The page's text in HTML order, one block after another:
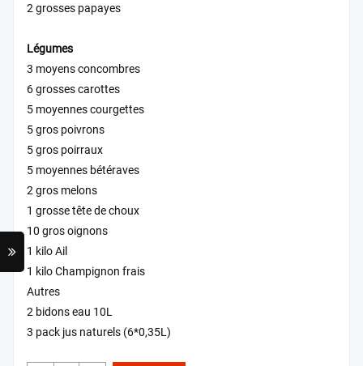
2 grosses papayes
Légumes
3 moyens concombres
6 grosses carottes
5 moyennes courgettes
5 gros poivrons
5 gros poirraux
5 moyennes bétéraves
2 gros melons
1 grosse tête de choux
10 gros oignons
1 kilo Ail
1 kilo Champignon frais
Autres
2 bidons eau 10L
3 pack jus naturels (6*0,35L)